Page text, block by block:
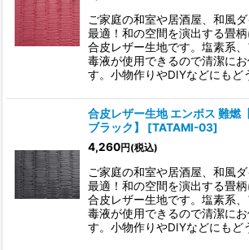
ご家庭の和室や居酒屋、和風
最適！和の空間を演出する畳
合皮レザー生地です。塩素系
毒液が使用できるので清潔に
す。小物作りやDIYなどにもど
合皮レザー生地 エンボス 難燃
ブラック】
[TATAMI-03]
4,260円(税込)
ご家庭の和室や居酒屋、和風
最適！和の空間を演出する畳
合皮レザー生地です。塩素系
毒液が使用できるので清潔に
す。小物作りやDIYなどにもど